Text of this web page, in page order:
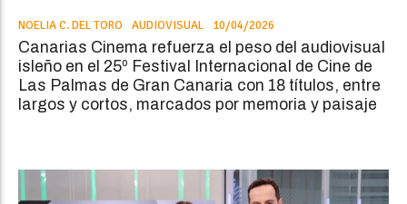
NOELIA C. DEL TORO AUDIOVISUAL 10/04/2026
Canarias Cinema refuerza el peso del audiovisual
isleño en el 25º Festival Internacional de Cine de
Las Palmas de Gran Canaria con 18 títulos, entre
largos y cortos, marcados por memoria y paisaje